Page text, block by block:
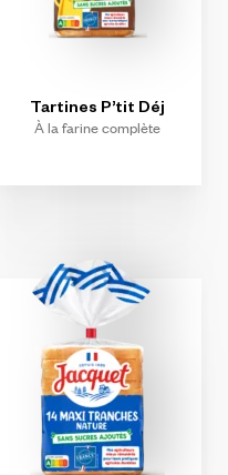
Tartines P’tit Déj
À la farine complète